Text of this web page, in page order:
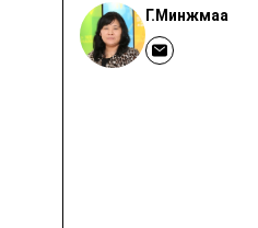
Эмили Чаны
Технологийн
Биднийг сошиал
Г.Минжмаа